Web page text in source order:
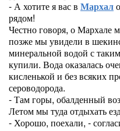
- А хотите я вас в Мархал
рядом!
Честно говоря, о
позже мы увидели в
минеральной водой с
купили. Вода оказалась
кисленькой и без всяких
сероводорода.
- Там горы, обалденный
Летом мы туда отдыхать
- Хорошо, поехали, -